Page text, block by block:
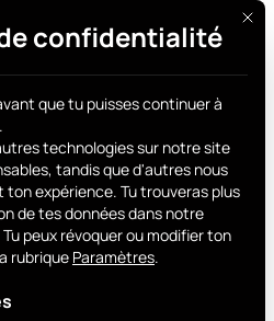
toi le tien
Ce
confidentialité
que tu puisses continuer à
technologies sur notre site
tandis que d'autres nous
ton expérience. Tu trouveras plus
de tes données dans notre
Tu peux révoquer ou modifier ton
rubrique Paramètres.
de services pour